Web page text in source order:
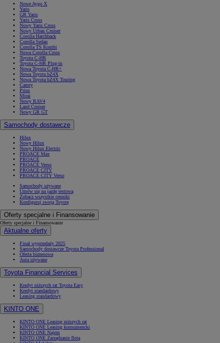
Nowe Aygo X
Yaris
GR Yaris
Yaris Cross
Nowy Yaris Cross
Nowy Urban Cruiser
Corolla Hatchback
Corolla Sedan
Corolla TS Kombi
Nowa Corolla Cross
Toyota C-HR
Toyota C-HR Plug-in
Nowa Toyota C-HR+
Nowa Toyota bZ4X
Nowa Toyota bZ4X Touring
Camry
Prius
Mirai
Nowy RAV4
Land Cruiser
Nowy GR GT
Samochody dostawcze
Hilux
Nowy Hilux
Nowy Hilux Electric
PROACE Max
PROACE
PROACE Verso
PROACE CITY
PROACE CITY Verso
Samochody używane
Umów się na jazdę testową
Zobacz wszystkie cenniki
Konfiguruj swoją Toyotę
Oferty specjalne i Finansowanie
Oferty specjalne i Finansowanie
Aktualne oferty
Finał wyprzedaży 2025
Samochody dostawcze Toyota Professional
Oferta biznesowa
Auta używane
Toyota Financial Services
Kredyt niższych rat Toyota Easy
Kredyt standardowy
Leasing standardowy
KINTO ONE
KINTO ONE Leasing niższych rat
KINTO ONE Leasing konsumencki
KINTO ONE Najem
KINTO ONE Zarządzanie flotą